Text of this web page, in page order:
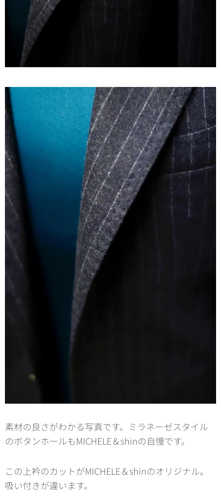
素材の良さがわかる写真です。ミラネーゼスタイル
のボタンホールもMICHELE＆shinの自慢です。
この上衿のカットがMICHELE＆shinのオリジナル。
吸い付きが違います。